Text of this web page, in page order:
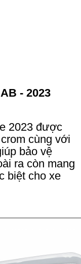
- 2023
2023 được
cùng với
bảo vệ
ra còn mang
biệt cho xe